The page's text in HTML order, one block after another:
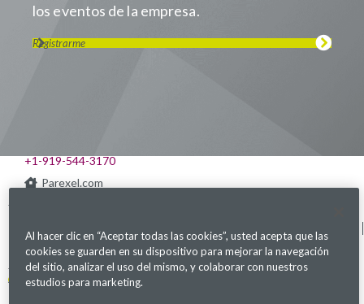
los eventos de la empresa.
Registrarme
+1-919-544-3170
Parexel.com
de Esclavitud Moderna
Configuración de cookies
Alerta de fraude
Al hacer clic en “Aceptar todas las cookies”, usted acepta que las
cookies se guarden en su dispositivo para mejorar la navegación
del sitio, analizar el uso del mismo, y colaborar con nuestros
estudios para marketing.